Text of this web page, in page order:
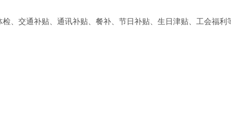
、交通补贴、通讯补贴、餐补、节日补贴、生日津贴、工会福利